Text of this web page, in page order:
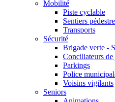
Mobilité
Piste cyclable
Sentiers
Transports
Sécurité
Brigade verte -
Conciliateurs de
Parkings
Police
Voisins vigilants
Seniors